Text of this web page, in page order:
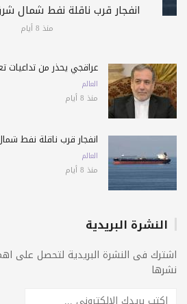
انفجار قرب ناقلة نفط شمال
منذ 8 أيام
عراقجي يحذّر من تداعيات
العالم
منذ 8 أيام
انفجار قرب ناقلة نفط
العالم
منذ 8 أيام
النشرة البريدية
اشترك فى النشرة البريدية لتحصل على
نشرها